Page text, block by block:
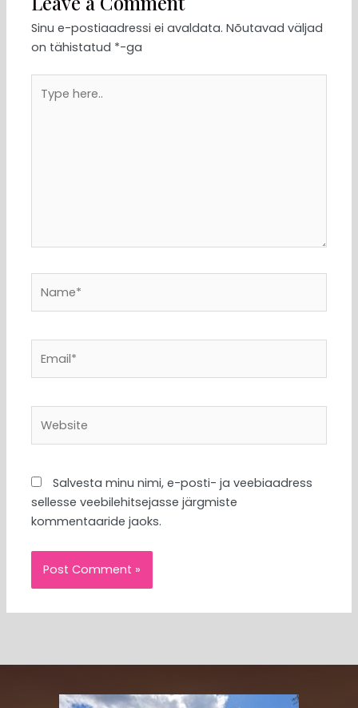
Sinu e-postiaadressi ei avaldata. Nõutavad väljad
on tähistatud *-ga
here..
Salvesta minu nimi, e-posti- ja veebiaadress
sellesse veebilehitsejasse järgmiste
kommentaaride jaoks.